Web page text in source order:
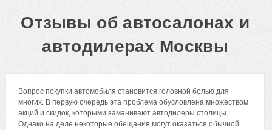
Отзывы об автосалонах и
автодилерах Москвы
Вопрос покупки автомобиля становится головной болью для
многих. В первую очередь эта проблема обусловлена множеством
акций и скидок, которыми заманивают автодилеры столицы.
Однако на деле некоторые обещания могут оказаться обычной